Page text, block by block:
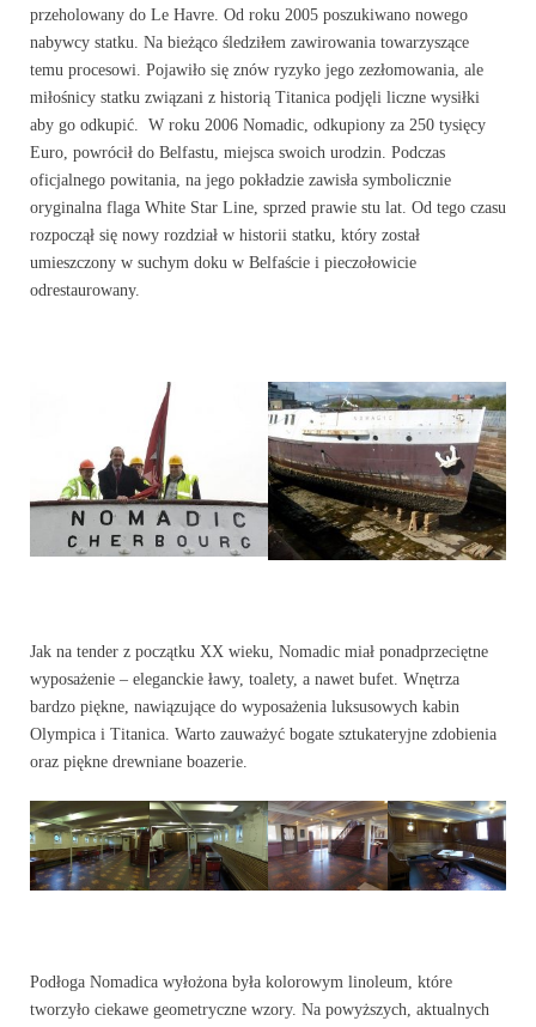
przeholowany do Le Havre. Od roku 2005 poszukiwano nowego
nabywcy statku. Na bieżąco śledziłem zawirowania towarzyszące
temu procesowi. Pojawiło się znów ryzyko jego zezłomowania, ale
miłośnicy statku związani z historią Titanica podjęli liczne wysiłki
aby go odkupić. W roku 2006 Nomadic, odkupiony za 250 tysięcy
Euro, powrócił do Belfastu, miejsca swoich urodzin. Podczas
oficjalnego powitania, na jego pokładzie zawisła symbolicznie
oryginalna flaga White Star Line, sprzed prawie stu lat. Od tego czasu
rozpoczął się nowy rozdział w historii statku, który został
umieszczony w suchym doku w Belfaście i pieczołowicie
odrestaurowany.
Jak na tender z początku XX wieku, Nomadic miał ponadprzeciętne
wyposażenie – eleganckie ławy, toalety, a nawet bufet. Wnętrza
bardzo piękne, nawiązujące do wyposażenia luksusowych kabin
Olympica i Titanica. Warto zauważyć bogate sztukateryjne zdobienia
oraz piękne drewniane boazerie.
Podłoga Nomadica wyłożona była kolorowym linoleum, które
tworzyło ciekawe geometryczne wzory. Na powyższych, aktualnych